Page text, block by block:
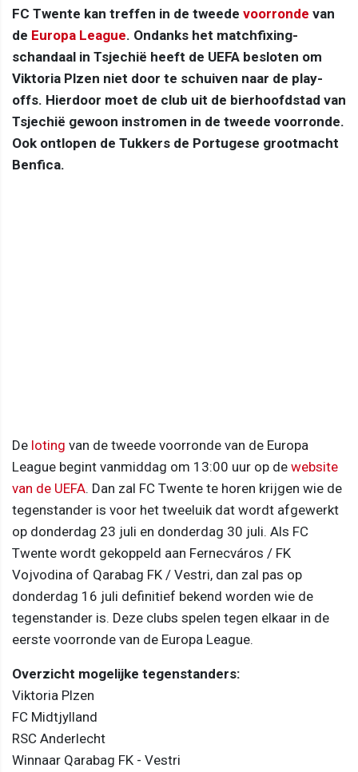
FC Twente kan treffen in de tweede voorronde van
de Europa League. Ondanks het matchfixing-
schandaal in Tsjechië heeft de UEFA besloten om
Viktoria Plzen niet door te schuiven naar de play-
offs. Hierdoor moet de club uit de bierhoofdstad van
Tsjechië gewoon instromen in de tweede voorronde.
Ook ontlopen de Tukkers de Portugese grootmacht
Benfica.
De loting van de tweede voorronde van de Europa
League begint vanmiddag om 13:00 uur op de website
van de UEFA. Dan zal FC Twente te horen krijgen wie de
tegenstander is voor het tweeluik dat wordt afgewerkt
op donderdag 23 juli en donderdag 30 juli. Als FC
Twente wordt gekoppeld aan Fernecváros / FK
Vojvodina of Qarabag FK / Vestri, dan zal pas op
donderdag 16 juli definitief bekend worden wie de
tegenstander is. Deze clubs spelen tegen elkaar in de
eerste voorronde van de Europa League.
Overzicht mogelijke tegenstanders:
Viktoria Plzen
FC Midtjylland
RSC Anderlecht
Winnaar Qarabag FK - Vestri